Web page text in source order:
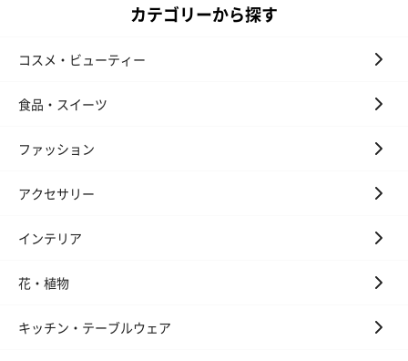
カテゴリーから探す
コスメ・ビューティー
食品・スイーツ
ファッション
アクセサリー
インテリア
花・植物
キッチン・テーブルウェア